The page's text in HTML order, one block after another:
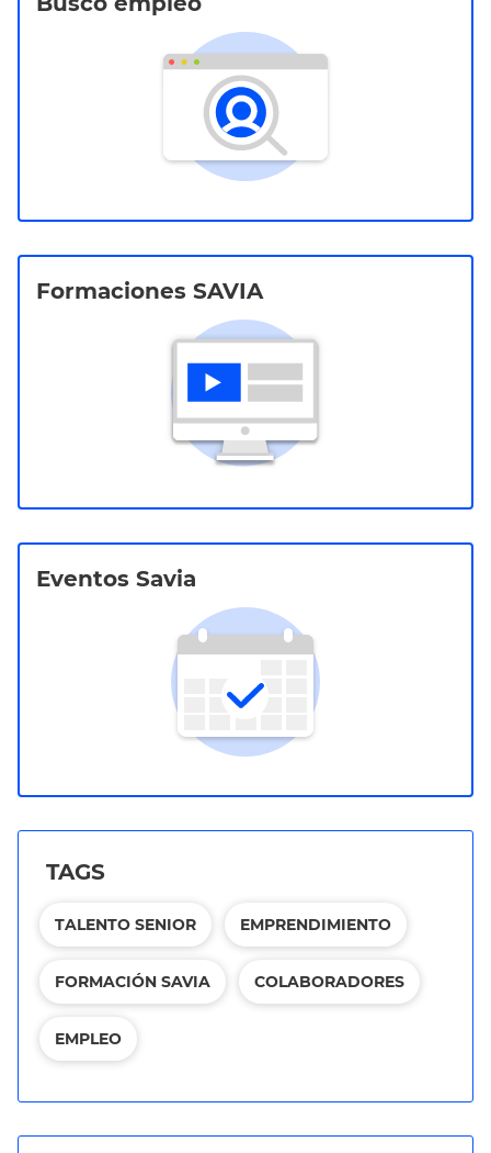
Formaciones SAVIA
Eventos Savia
TAGS
TALENTO SENIOR EMPRENDIMIENTO
FORMACIÓN SAVIA COLABORADORES
EMPLEO